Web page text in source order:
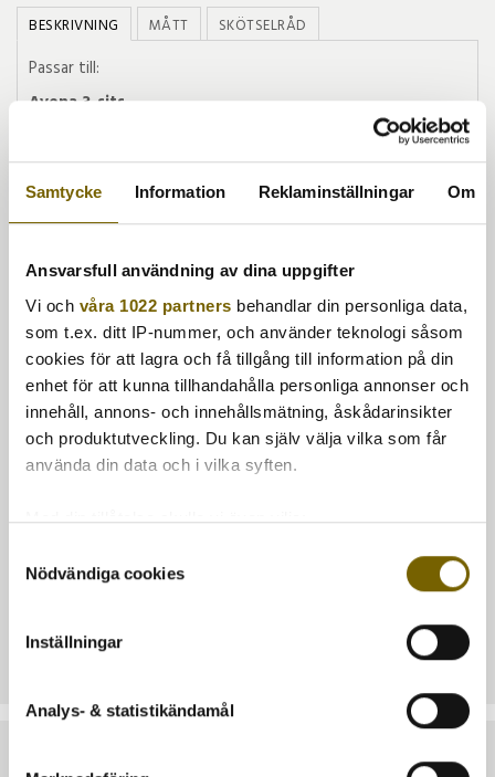
Samtycke Information Reklaminställningar Om
Ansvarsfull användning av dina uppgifter
Vi och våra 1022 partners behandlar din personliga data,
som t.ex. ditt IP-nummer, och använder teknologi såsom
cookies för att lagra och få tillgång till information på din
enhet för att kunna tillhandahålla personliga annonser och
innehåll, annons- och innehållsmätning, åskådarinsikter
och produktutveckling. Du kan själv välja vilka som får
använda din data och i vilka syften.
Med din tillåtelse skulle vi även vilja:
som kan ha en noggrannhet på upp till flera meter
Ta reda på mer om hur dina personliga uppgifter
Du kan ändra eller dra tillbaka ditt samtycke när som
Nödvändiga cookies
Inställningar
Analys- & statistikändamål
BESKRIVNING MÅTT SKÖTSELRÅD
Passar till:
Avena 3-sits
Tillverkad av andningsbar 600D Solution Dyed Oxford
polyester. Skyddethar en kraftig vattenavvisande PVC-
beläggning på insida.Dubbelsydda sömmar som är
Skyddet har luftventiler (ventilationshål) som förhindrar
kondens ochhar en elastisk dragsko i botten med en propp
och 1 eller 2 klickremmar i hörnen med en klämstängning för
extra säkerhet i blåsiga förhållanden.
Den genomsnittliga livslängden för skydden är väldigt
varierande, 2+ år, vilket beror på hur utsatt skyddet är,
speciellt mot sol. Funktionen är dock att skydda dina
möbler.
Artikelnr:SK-15